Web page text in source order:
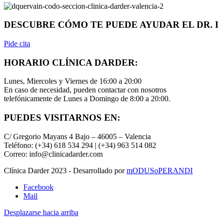
DESCUBRE CÓMO TE PUEDE AYUDAR EL DR.
Pide cita
HORARIO CLÍNICA DARDER:
Lunes, Miercoles y Viernes de 16:00 a 20:00
En caso de necesidad, pueden contactar con nosotros
telefónicamente de Lunes a Domingo de 8:00 a 20:00.
PUEDES VISITARNOS EN:
C/ Gregorio Mayans 4 Bajo – 46005 – Valencia
Teléfono: (+34) 618 534 294 | (+34) 963 514 082
Correo: info@clinicadarder.com
Clínica Darder 2023 - Desarrollado pormODUSoPERANDI
Facebook
Mail
Desplazarse hacia arriba